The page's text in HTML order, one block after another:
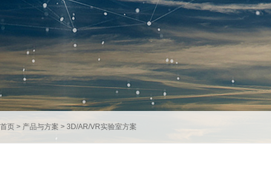
首页 > 产品与方案 > 3D/AR/VR实验室方案